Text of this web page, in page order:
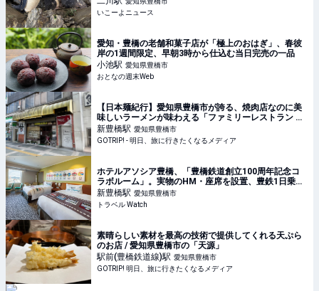
いこーよニュース
愛知・豊橋の老舗和菓子店が「極上のおはぎ」、春彼
岸の1週間限定、早朝3時から仕込む当日完売の一品
小池駅 愛知県豊橋市
おとなの週末Web
【日本麺紀行】愛知県豊橋市が誇る、焼肉店なのに美
味しいラーメンが味わえる「ファミリーレストラン 平
和園」とは？ - GOTRIP!
新豊橋駅 愛知県豊橋市
GOTRIP! - 明日、旅に行きたくなるメディア
ホテルアソシア豊橋、「豊橋鉄道創立100周年記念コ
ラボルーム」。実物のHM・座席を設置、豊鉄1日乗車
券つき
新豊橋駅 愛知県豊橋市
トラベル Watch
素晴らしい素材を最高の技術で提供してくれる天ぷら
のお店 / 愛知県豊橋市の「天源」
駅前(豊橋鉄道線)駅 愛知県豊橋市
GOTRIP! 明日、旅に行きたくなるメディア